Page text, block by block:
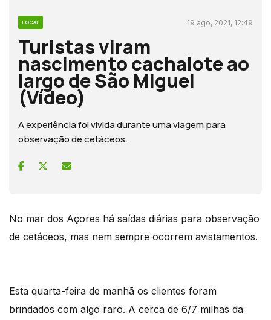
LOCAL 19 ago, 2021, 12:49
Turistas viram
nascimento cachalote ao
largo de São Miguel
(Vídeo)
A experiência foi vivida durante uma viagem para
observação de cetáceos.
No mar dos Açores há saídas diárias para observação
de cetáceos, mas nem sempre ocorrem avistamentos.
Esta quarta-feira de manhã os clientes foram
brindados com algo raro. A cerca de 6/7 milhas da